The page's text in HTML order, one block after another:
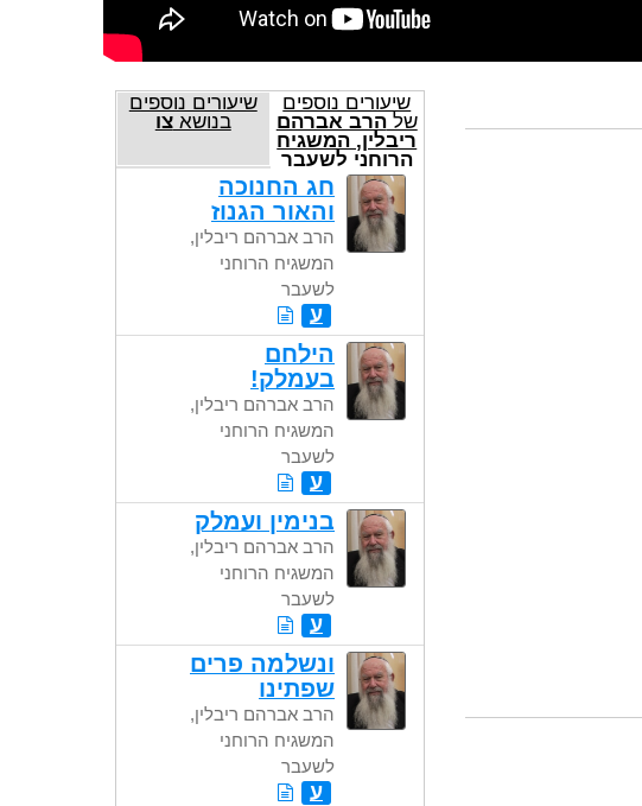
שיעורים נוספים
שלהרב אברהם
ריבלין, המשגיח
הרוחני לשעבר
שיעורים נוספים
בנושאצו
חג החנוכה
והאור הגנוז
הרב אברהם ריבלין,
המשגיח הרוחני
לשעבר
ע
הילחם
בעמלק!
הרב אברהם ריבלין,
המשגיח הרוחני
לשעבר
ע
בנימין ועמלק
הרב אברהם ריבלין,
המשגיח הרוחני
לשעבר
ע
ונשלמה פרים
שפתינו
הרב אברהם ריבלין,
המשגיח הרוחני
לשעבר
ע